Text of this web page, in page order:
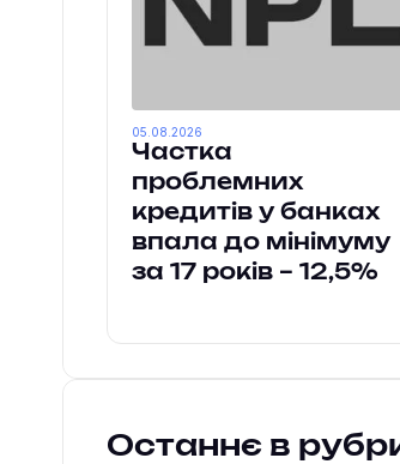
Частка
проблемних
кредитів у банках
впала до мінімуму
за 17 років – 12,5%
05.08.2026
Останнє в